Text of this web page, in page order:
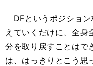
DFというポジション
えていくだけに、全身
分を取り戻すことはで
は、はっきりとこう思